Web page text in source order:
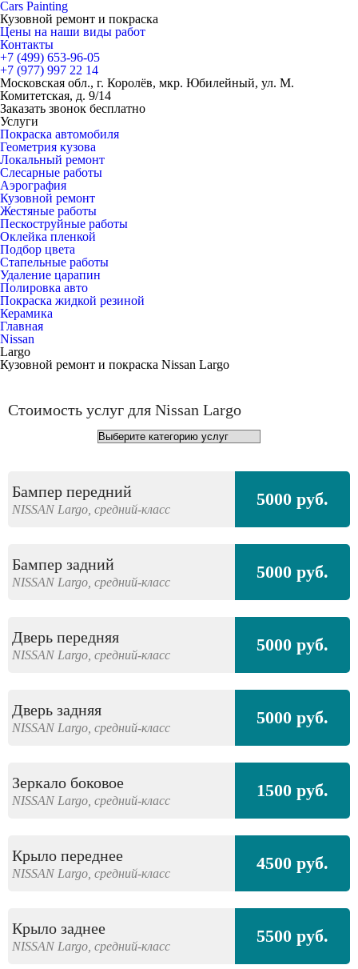
Cars Painting
Кузовной ремонт и покраска
Цены на наши виды работ
Контакты
+7 (499) 653-96-05
+7 (977) 997 22 14
Московская обл., г. Королёв, мкр. Юбилейный, ул. М.
Комитетская, д. 9/14
Заказать звонок бесплатно
Услуги
Покраска автомобиля
Геометрия кузова
Локальный ремонт
Слесарные работы
Аэрография
Кузовной ремонт
Жестяные работы
Пескоструйные работы
Оклейка пленкой
Подбор цвета
Стапельные работы
Удаление царапин
Полировка авто
Покраска жидкой резиной
Керамика
Главная
Nissan
Largo
Кузовной ремонт и покраска Nissan Largo
Стоимость услуг для Nissan Largo
Бампер передний
NISSAN Largo, средний-класс 5000 руб.
Бампер задний
NISSAN Largo, средний-класс 5000 руб.
Дверь передняя
NISSAN Largo, средний-класс 5000 руб.
Дверь задняя
NISSAN Largo, средний-класс 5000 руб.
Зеркало боковое
NISSAN Largo, средний-класс 1500 руб.
Крыло переднее
NISSAN Largo, средний-класс 4500 руб.
Крыло заднее
NISSAN Largo, средний-класс 5500 руб.